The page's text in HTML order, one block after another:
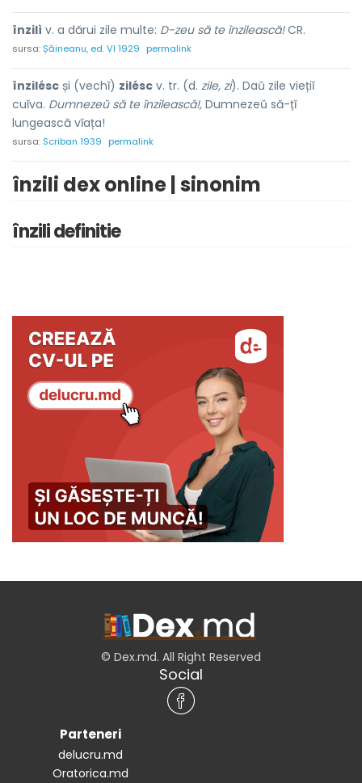
înzilì v. a dărui zile multe: D-zeu să te înzilească!CR.
sursa:Șăineanu, ed. VI 1929 permalink
înzilésc și (vechĭ) zilésc v. tr. (d. zile, zi). Daŭ zile viețiĭ
cuĭva. Dumnezeŭ să te înzilească!, Dumnezeŭ să-țĭ
lungească vĭața!
sursa: Scriban 1939 permalink
înzili dex online | sinonim
înzili definitie
© Dex.md. All Right Reserved
Social
Parteneri
delucru.md
Oratorica.md